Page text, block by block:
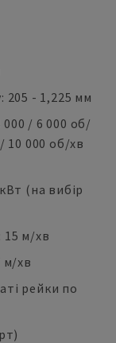
205 - 1,225 мм
/ 6 000 об/
10 000 об/хв
(на вибір
15 м/хв
м/хв
рейки по